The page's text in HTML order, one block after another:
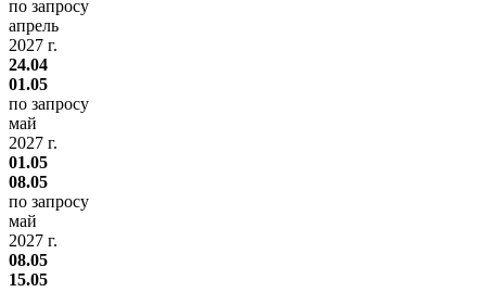
по запросу
апрель
2027 г.
24.04
01.05
по запросу
май
2027 г.
01.05
08.05
по запросу
май
2027 г.
08.05
15.05